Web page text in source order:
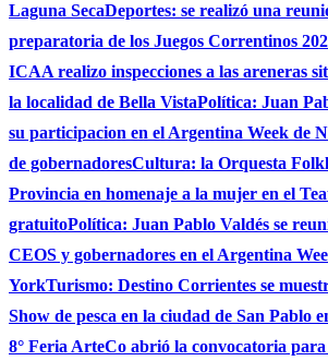
Laguna SecaDeportes: se realizó una
preparatoria de los Juegos Correntinos
ICAA realizo inspecciones a las areneras
la localidad de Bella VistaPolítica: Juan
su participacion en el Argentina Week de
de gobernadoresCultura: la Orquesta
Provincia en homenaje a la mujer en el
gratuitoPolítica: Juan Pablo Valdés se
CEOS y gobernadores en el Argentina
YorkTurismo: Destino Corrientes se
Show de pesca en la ciudad de San Pablo
8° Feria ArteCo abrió la convocatoria